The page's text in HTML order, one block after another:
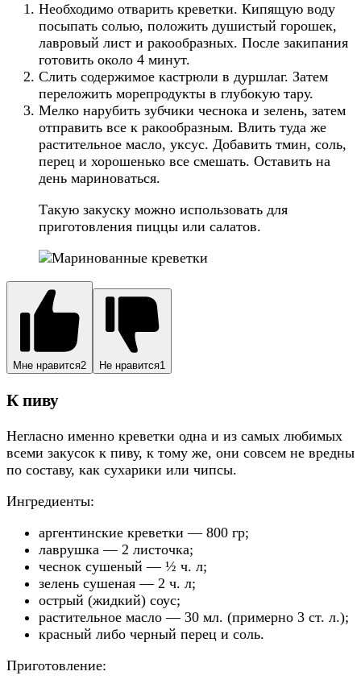
Необходимо отварить креветки. Кипящую воду
посыпать солью, положить душистый горошек,
лавровый лист и ракообразных. После закипания
готовить около 4 минут.
Слить содержимое кастрюли в дуршлаг. Затем
переложить морепродукты в глубокую тару.
Мелко нарубить зубчики чеснока и зелень, затем
отправить все к ракообразным. Влить туда же
растительное масло, уксус. Добавить тмин, соль,
перец и хорошенько все смешать. Оставить на
день мариноваться.
Такую закуску можно использовать для
приготовления пиццы или салатов.
Мне нравится2 Не нравится1
К пиву
Негласно именно креветки одна и из самых любимых
всеми закусок к пиву, к тому же, они совсем не вредны
по составу, как сухарики или чипсы.
Ингредиенты:
аргентинские креветки — 800 гр;
лаврушка — 2 листочка;
чеснок сушеный — ½ ч. л;
зелень сушеная — 2 ч. л;
острый (жидкий) соус;
растительное масло — 30 мл. (примерно 3 ст. л.);
красный либо черный перец и соль.
Приготовление: